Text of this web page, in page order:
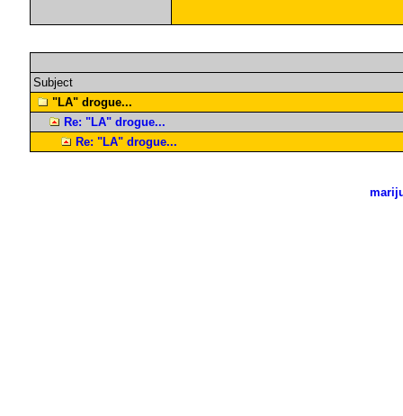
Subject
"LA" drogue...
Re: "LA" drogue...
Re: "LA" drogue...